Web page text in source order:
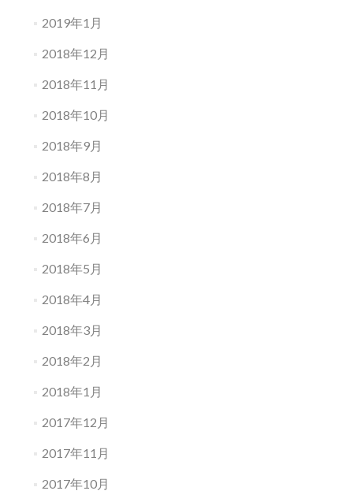
2019年1月
2018年12月
2018年11月
2018年10月
2018年9月
2018年8月
2018年7月
2018年6月
2018年5月
2018年4月
2018年3月
2018年2月
2018年1月
2017年12月
2017年11月
2017年10月